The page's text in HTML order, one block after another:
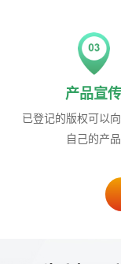
产品宣传
已登记的版权可以
自己的产品